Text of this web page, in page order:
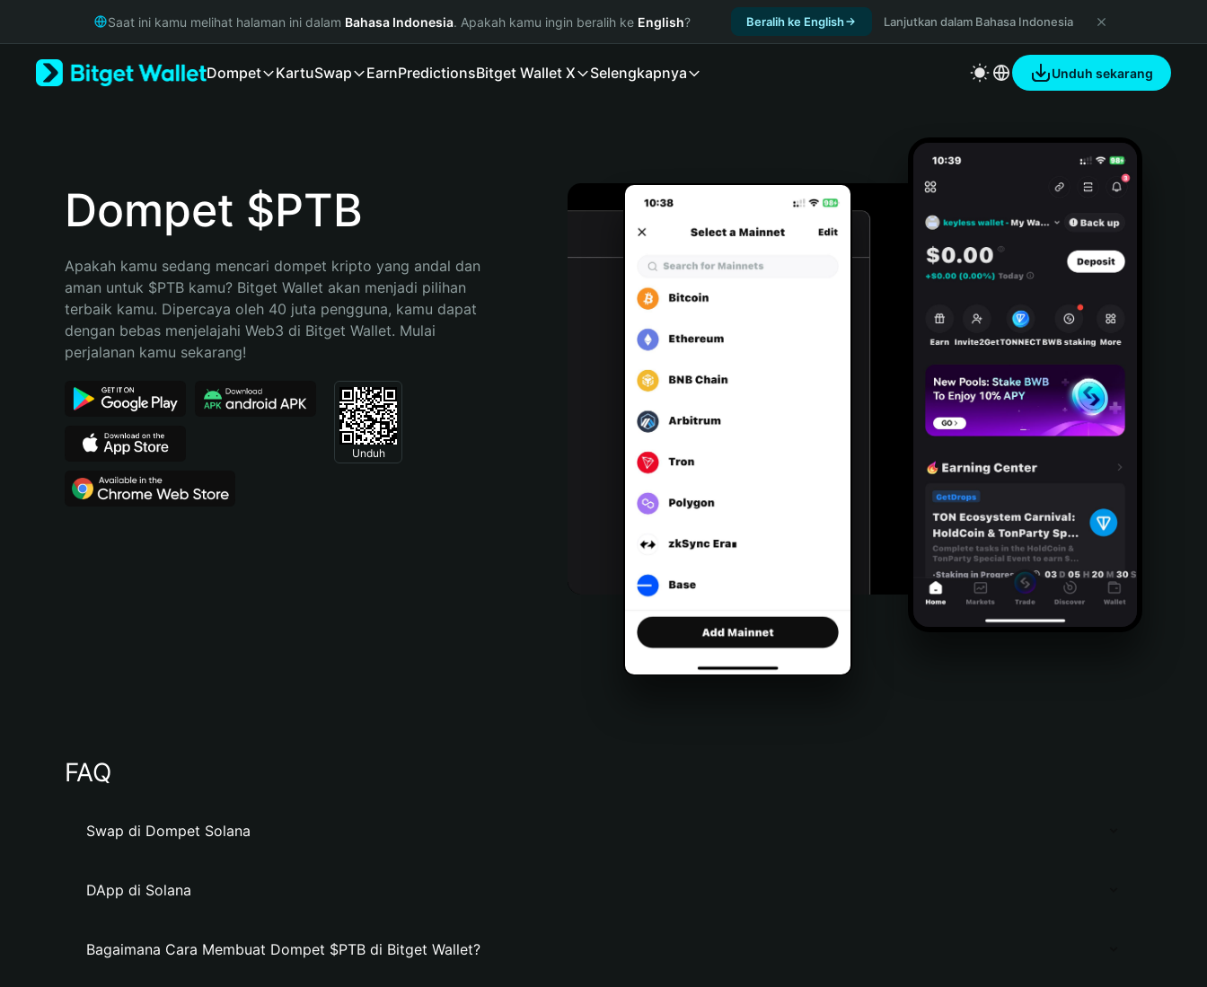
Русский
Bahasa Indonesia
Español (Argentina)
Saat ini kamu melihat halaman ini dalam Bahasa Indonesia. Apakah kamu ingin beralih ke English? Beralih ke English Lanjutkan dalam Bahasa Indonesia
Dompet KartuSwap EarnPredictionsBitget Wallet X Selengkapnya Unduh sekarang
Dompet $PTB
Apakah kamu sedang mencari dompet kripto yang andal dan
aman untuk $PTB kamu? Bitget Wallet akan menjadi pilihan
terbaik kamu. Dipercaya oleh 40 juta pengguna, kamu dapat
dengan bebas menjelajahi Web3 di Bitget Wallet. Mulai
perjalanan kamu sekarang!
Unduh
FAQ
Swap di Dompet Solana
DApp di Solana
Bagaimana Cara Membuat Dompet $PTB di Bitget Wallet?